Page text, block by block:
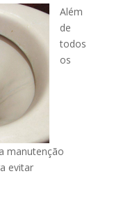
Além
de
todos
os
manutenção
evitar